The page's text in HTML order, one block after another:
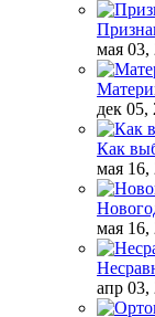
мая 03,
дек 05,
Как
мая 16,
мая 16,
апр 03,